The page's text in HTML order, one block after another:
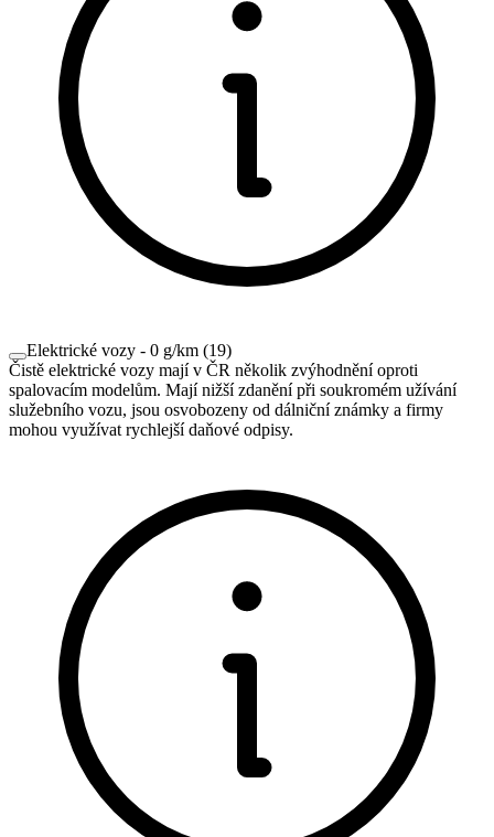
Elektrické vozy - 0 g/km (19)
Čistě elektrické vozy mají v ČR několik zvýhodnění oproti
spalovacím modelům. Mají nižší zdanění při soukromém užívání
služebního vozu, jsou osvobozeny od dálniční známky a firmy
mohou využívat rychlejší daňové odpisy.